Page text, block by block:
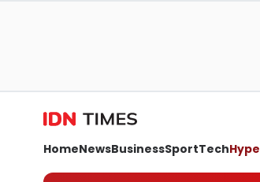
HomeNewsBusinessSportTechHype